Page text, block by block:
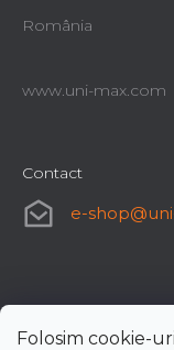
Folosim cookie-
România
www.uni-max.com
Contact
e-shop@